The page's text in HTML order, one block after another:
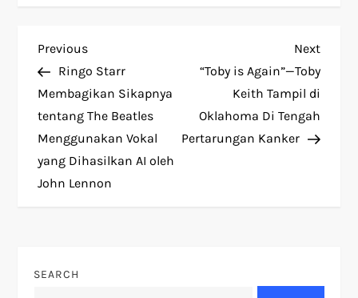
P
o
s
t
v
Previous
Post
Previous
Ringo Starr
Membagikan Sikapnya
tentang The Beatles
Menggunakan Vokal
yang Dihasilkan AI oleh
John Lennon
Next
Post
Next
“Toby is Again”—Toby
Keith Tampil di
Oklahoma Di Tengah
Pertarungan Kanker
SEARCH